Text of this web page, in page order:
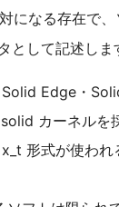
になる存在で
として記述しま
Edge・
カーネルを
形式が使われ